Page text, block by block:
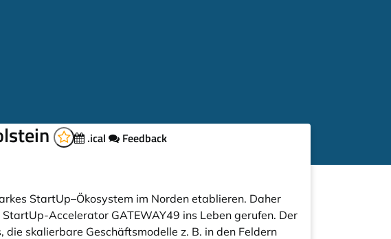
.ical Feedback
StartUp–Ökosystem im Norden etablieren. Daher
Accelerator GATEWAY49 ins Leben gerufen. Der
skalierbare Geschäftsmodelle z. B. in den Feldern